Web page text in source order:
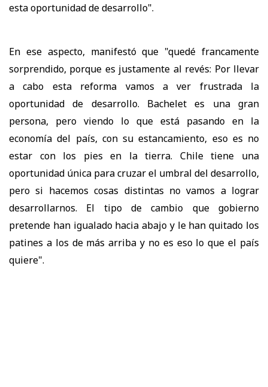
esta oportunidad de desarrollo".
En ese aspecto, manifestó que "quedé francamente
sorprendido, porque es justamente al revés: Por llevar
a cabo esta reforma vamos a ver frustrada la
oportunidad de desarrollo. Bachelet es una gran
persona, pero viendo lo que está pasando en la
economía del país, con su estancamiento, eso es no
estar con los pies en la tierra. Chile tiene una
oportunidad única para cruzar el umbral del desarrollo,
pero si hacemos cosas distintas no vamos a lograr
desarrollarnos. El tipo de cambio que gobierno
pretende han igualado hacia abajo y le han quitado los
patines a los de más arriba y no es eso lo que el país
quiere".